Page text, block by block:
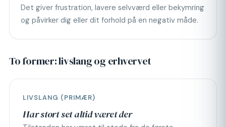
Det giver frustration, lavere selvværd eller bekymring
og påvirker dig eller dit forhold på en negativ måde.
To former: livslang og erhvervet
LIVSLANG (PRIMÆR)
Har stort set altid været der